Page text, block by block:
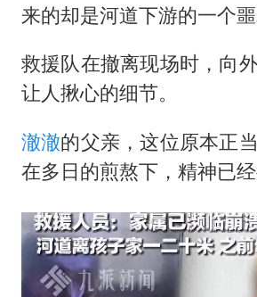
来的却是河道下游的一个噩
救援队在撤离现场时，向
让人揪心的细节。
澈澈的父亲，这位原本正
在多日的煎熬下，精神已经